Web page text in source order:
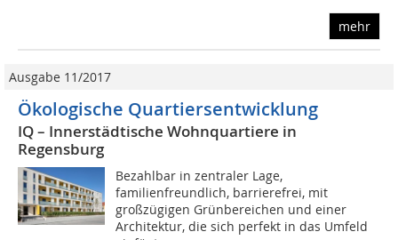
mehr
Ausgabe 11/2017
Ökologische Quartiersentwicklung
IQ – Innerstädtische Wohnquartiere in
Regensburg
Bezahlbar in zentraler Lage,
familienfreundlich, barrierefrei, mit
großzügigen Grünbereichen und einer
Architektur, die sich perfekt in das Umfeld